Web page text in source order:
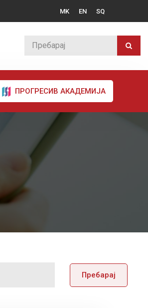
MK EN SQ
ПРОГРЕСИВ АКАДЕМИЈА
Пребарај